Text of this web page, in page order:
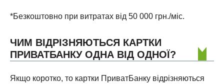
*Безкоштовно при витратах від 50 000 грн./міс.
ЧИМ ВІДРІЗНЯЮТЬСЯ КАРТКИ
ПРИВАТБАНКУ ОДНА ВІД ОДНОЇ?
Якщо коротко, то картки ПриватБанку відрізняються